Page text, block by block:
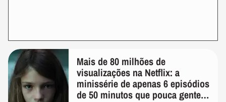
Mais de 80 milhões de
visualizações na Netflix: a
minissérie de apenas 6 episódios
de 50 minutos que pouca gente